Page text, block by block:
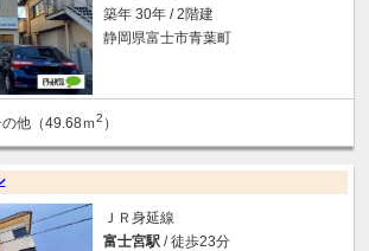
築年 30年 / 2階建
静岡県富士市青葉町
他（49.68ｍ2 ）
ＪＲ身延線
富士宮駅 / 徒歩23分